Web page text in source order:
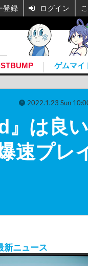
ゲムマイ
』は良い
速プレ
2022.1.23 Sun
新ニュース
登録 ログイン